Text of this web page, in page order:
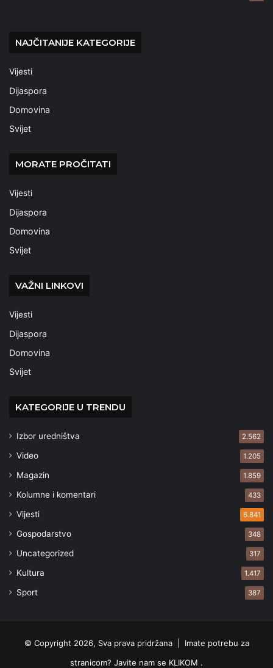
NAJČITANIJE KATEGORIJE
Vijesti
Dijaspora
Domovina
Svijet
MORATE PROČITATI
Vijesti
Dijaspora
Domovina
Svijet
VAŽNI LINKOVI
Vijesti
Dijaspora
Domovina
Svijet
KATEGORIJE U TRENDU
Izbor uredništva 2.562
Video 1.205
Magazin 1.859
Kolumne i komentari 433
Vijesti 6.841
Gospodarstvo 348
Uncategorized 317
Kultura 1.417
Sport 387
© Copyright 2026, Sva prava pridržana | Imate potrebu za
stranicom? Javite nam se KLIKOM .